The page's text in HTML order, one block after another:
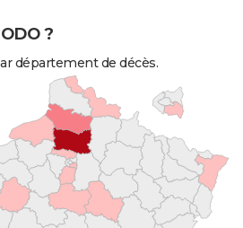
?
département de décès.